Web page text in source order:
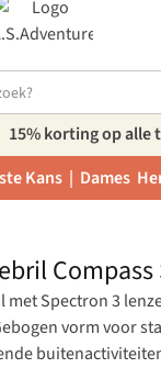
15% korting op alle
Kans | Dames
Spectron 3
vorm voor